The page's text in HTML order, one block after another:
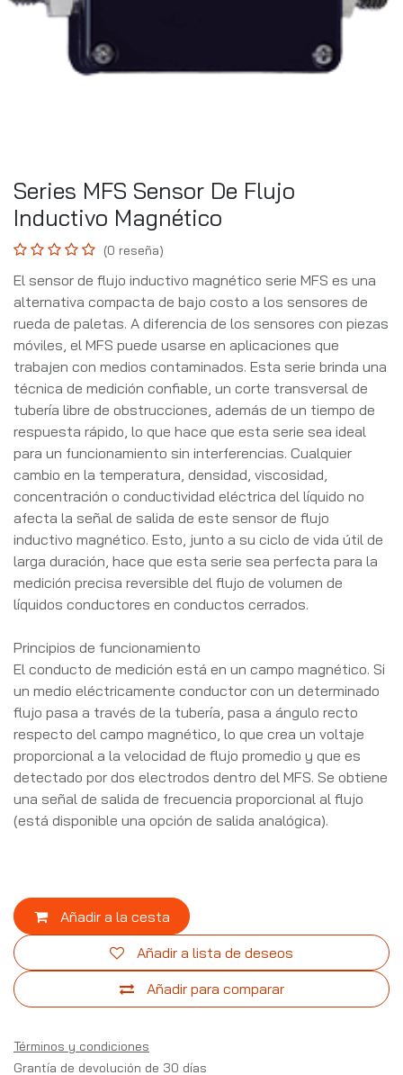
Series MFS Sensor De Flujo
Inductivo Magnético
(0 reseña)
El sensor de flujo inductivo magnético serie MFS es una
alternativa compacta de bajo costo a los sensores de
rueda de paletas. A diferencia de los sensores con piezas
móviles, el MFS puede usarse en aplicaciones que
trabajen con medios contaminados. Esta serie brinda una
técnica de medición confiable, un corte transversal de
tubería libre de obstrucciones, además de un tiempo de
respuesta rápido, lo que hace que esta serie sea ideal
para un funcionamiento sin interferencias. Cualquier
cambio en la temperatura, densidad, viscosidad,
concentración o conductividad eléctrica del líquido no
afecta la señal de salida de este sensor de flujo
inductivo magnético. Esto, junto a su ciclo de vida útil de
larga duración, hace que esta serie sea perfecta para la
medición precisa reversible del flujo de volumen de
líquidos conductores en conductos cerrados.
Principios de funcionamiento
El conducto de medición está en un campo magnético. Si
un medio eléctricamente conductor con un determinado
flujo pasa a través de la tubería, pasa a ángulo recto
respecto del campo magnético, lo que crea un voltaje
proporcional a la velocidad de flujo promedio y que es
detectado por dos electrodos dentro del MFS. Se obtiene
una señal de salida de frecuencia proporcional al flujo
(está disponible una opción de salida analógica).
Añadir a la cesta
Añadir para comparar
Añadir a lista de deseos
Términos y condiciones
Grantía de devolución de 30 días